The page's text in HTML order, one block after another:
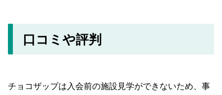
口コミや評判
チョコザップは入会前の施設見学ができないため、事